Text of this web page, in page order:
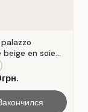
beige en soie